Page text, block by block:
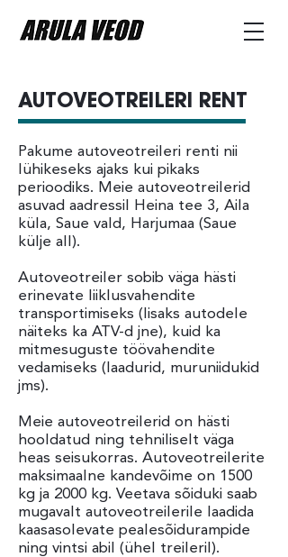
AUTOVEOTREILERI RENT
Pakume autoveotreileri renti nii
lühikeseks ajaks kui pikaks
perioodiks. Meie autoveotreilerid
asuvad aadressil Heina tee 3, Aila
küla, Saue vald, Harjumaa (Saue
külje all).
Autoveotreiler sobib väga hästi
erinevate liiklusvahendite
transportimiseks (lisaks autodele
näiteks ka ATV-d jne), kuid ka
mitmesuguste töövahendite
vedamiseks (laadurid, muruniidukid
jms).
Meie autoveotreilerid on hästi
hooldatud ning tehniliselt väga
heas seisukorras. Autoveotreilerite
maksimaalne kandevõime on 1500
kg ja 2000 kg. Veetava sõiduki saab
mugavalt autoveotreilerile laadida
kaasasolevate pealesõidurampide
ning vintsi abil (ühel treileril).